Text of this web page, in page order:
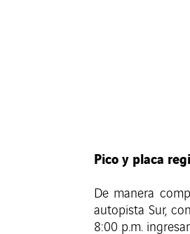
Pico y placa
De manera
autopista Sur,
8:00 p.m.